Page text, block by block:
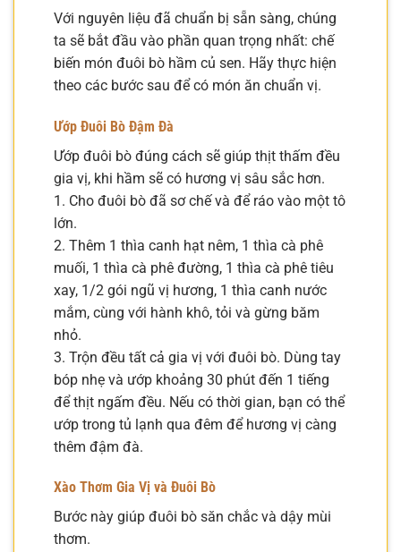
Với nguyên liệu đã chuẩn bị sẵn sàng, chúng
ta sẽ bắt đầu vào phần quan trọng nhất: chế
biến món đuôi bò hầm củ sen. Hãy thực hiện
theo các bước sau để có món ăn chuẩn vị.
Ướp Đuôi Bò Đậm Đà
Ướp đuôi bò đúng cách sẽ giúp thịt thấm đều
gia vị, khi hầm sẽ có hương vị sâu sắc hơn.
1. Cho đuôi bò đã sơ chế và để ráo vào một tô
lớn.
2. Thêm 1 thìa canh hạt nêm, 1 thìa cà phê
muối, 1 thìa cà phê đường, 1 thìa cà phê tiêu
xay, 1/2 gói ngũ vị hương, 1 thìa canh nước
mắm, cùng với hành khô, tỏi và gừng băm
nhỏ.
3. Trộn đều tất cả gia vị với đuôi bò. Dùng tay
bóp nhẹ và ướp khoảng 30 phút đến 1 tiếng
để thịt ngấm đều. Nếu có thời gian, bạn có thể
ướp trong tủ lạnh qua đêm để hương vị càng
thêm đậm đà.
Xào Thơm Gia Vị và Đuôi Bò
Bước này giúp đuôi bò săn chắc và dậy mùi
thơm.